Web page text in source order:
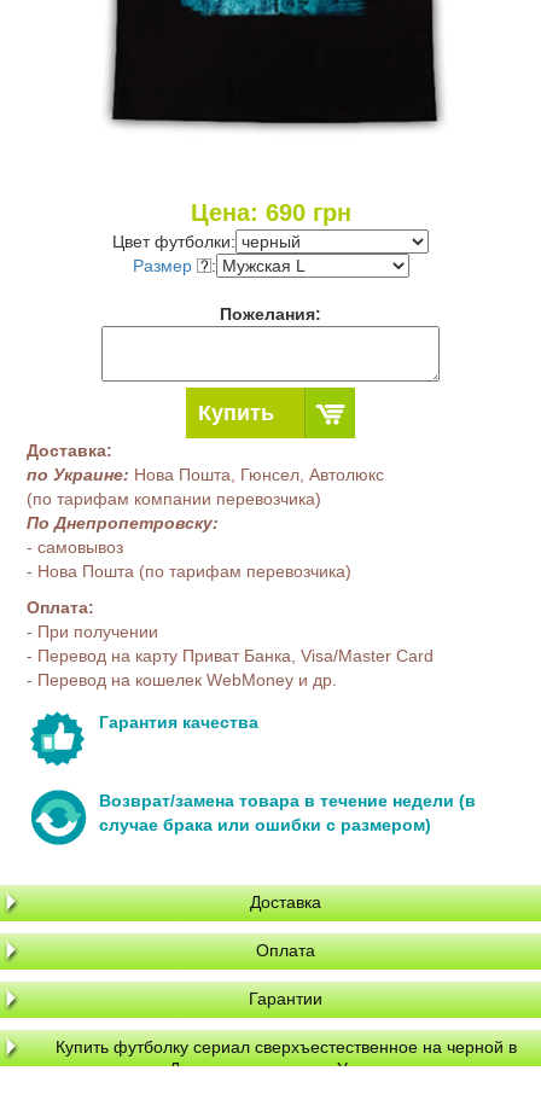
Цена: 690грн
Цвет футболки:
Размер
:
Пожелания:
Купить
Доставка:
по Украине: Нова Пошта, Гюнсел, Автолюкс
(по тарифам компании перевозчика)
По Днепропетровску:
- самовывоз
- Нова Пошта (по тарифам перевозчика)
Оплата:
- При получении
- Перевод на карту Приват Банка, Visa/Master Card
- Перевод на кошелек WebMoney и др.
Гарантия качества
Возврат/замена товара в течение недели (в
случае брака или ошибки с размером)
Доставка
Оплата
Гарантии
Купить футболку сериал сверхъестественное на черной в
Днепре, доставка по Украине